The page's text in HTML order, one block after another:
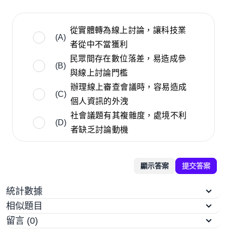
(A)
從實體轉為線上討論，讓科技業
者從中不當獲利
(B)
民眾間存在數位落差，易造成參
與線上討論門檻
(C)
辦理線上審查會議時，容易造成
個人資訊的外洩
(D)
社會議題有其複雜度，處境不利
者缺乏討論動機
顯示答案 提交答案
統計數據
相似題目
留言 (0)